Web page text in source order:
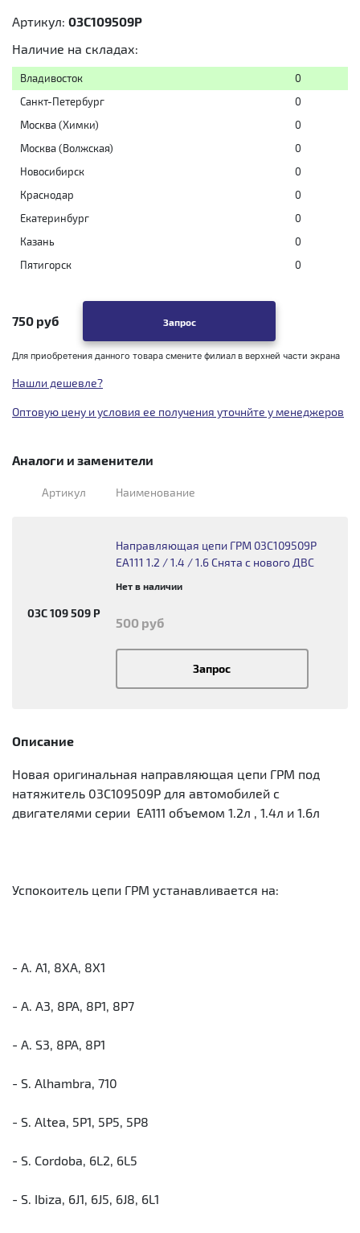
Артикул: 03C109509P
Наличие на складах:
Владивосток
0
Санкт-Петербург
0
Москва (Химки)
0
Москва (Волжская)
0
Новосибирск
0
Краснодар
0
Екатеринбург
0
Казань
0
Пятигорск
0
750 руб Запрос
Для приобретения данного товара смените филиал в верхней части экрана
Нашли дешевле?
Оптовую цену и условия ее получения уточнйте у менеджеров
Аналоги и заменители
Артикул Наименование
03C 109 509 P
Направляющая цепи ГРМ 03C109509P
EA111 1.2 / 1.4 / 1.6 Снята с нового ДВС
Нет в наличии
500 руб
Запрос
Описание
Новая оригинальная направляющая цепи ГРМ под
натяжитель 03C109509P для автомобилей с
двигателями серии EA111 объемом 1.2л , 1.4л и 1.6л
Успокоитель цепи ГРМ устанавливается на:
- A. A1, 8XA, 8X1
- A. A3, 8PA, 8P1, 8P7
- A. S3, 8PA, 8P1
- S. Alhambra, 710
- S. Altea, 5P1, 5P5, 5P8
- S. Cordoba, 6L2, 6L5
- S. Ibiza, 6J1, 6J5, 6J8, 6L1